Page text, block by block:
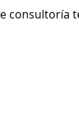
consultoría